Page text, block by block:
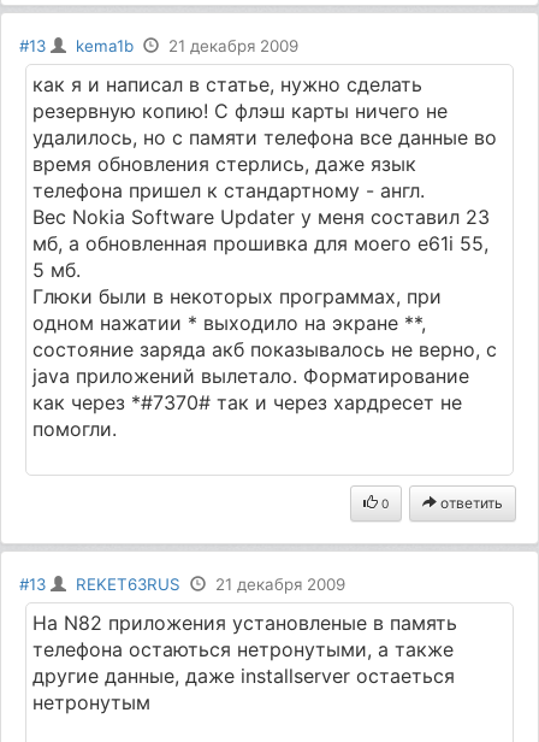
#13 kema1b 21 декабря 2009
как я и написал в статье, нужно сделать
резервную копию! С флэш карты ничего не
удалилось, но с памяти телефона все данные во
время обновления стерлись, даже язык
телефона пришел к стандартному - англ.
Вес Nokia Software Updater у меня составил 23
мб, а обновленная прошивка для моего e61i 55,
5 мб.
Глюки были в некоторых программах, при
одном нажатии * выходило на экране **,
состояние заряда акб показывалось не верно, с
java приложений вылетало. Форматирование
как через *#7370# так и через хардресет не
помогли.
0 ответить
#13 REKET63RUS 21 декабря 2009
На N82 приложения установленые в память
телефона остаються нетронутыми, а также
другие данные, даже installserver остаеться
нетронутым